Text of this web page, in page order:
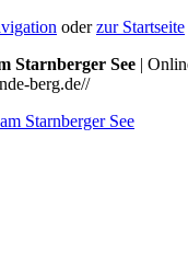
oderzur Startseite
Starnberger See |
berg.de//